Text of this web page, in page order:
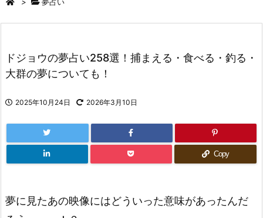
ドジョウの夢占い258選！捕まえる・食べる・釣る・
大群の夢についても！
2025年10月24日 2026年3月10日
Copy
夢に見たあの映像にはどういった意味があったんだ